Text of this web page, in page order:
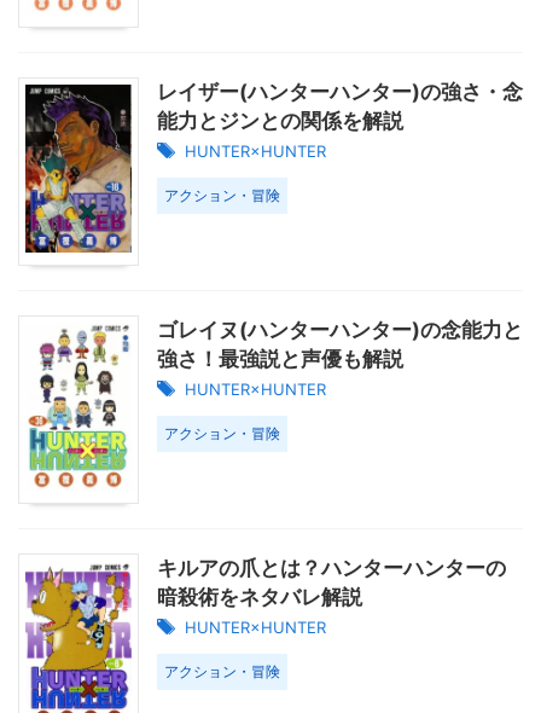
レイザー(ハンターハンター)の強さ・念
能力とジンとの関係を解説
HUNTER×HUNTER
アクション・冒険
ゴレイヌ(ハンターハンター)の念能力と
強さ！最強説と声優も解説
HUNTER×HUNTER
アクション・冒険
キルアの爪とは？ハンターハンターの
暗殺術をネタバレ解説
HUNTER×HUNTER
アクション・冒険